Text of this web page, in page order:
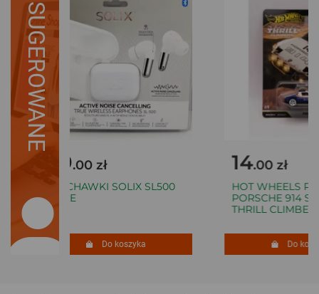
SUGEROWANE
.00 zł
SŁUCHAWKI SOLIX SL500
BIAŁE
Do koszyka
14.00 zł
HOT WHEELS
PORSCHE 914
THRILL
Do